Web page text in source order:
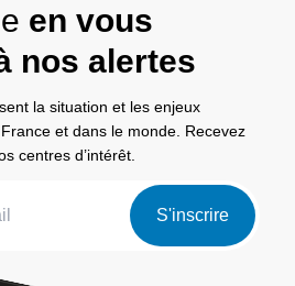
en vous
nos alertes
la situation et les enjeux
et dans le monde. Recevez
centres d’intérêt.
S'inscrire